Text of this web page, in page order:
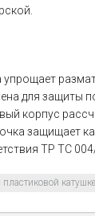
упрощает
для защиты
корпус
защищает
ТР ТС
катушке